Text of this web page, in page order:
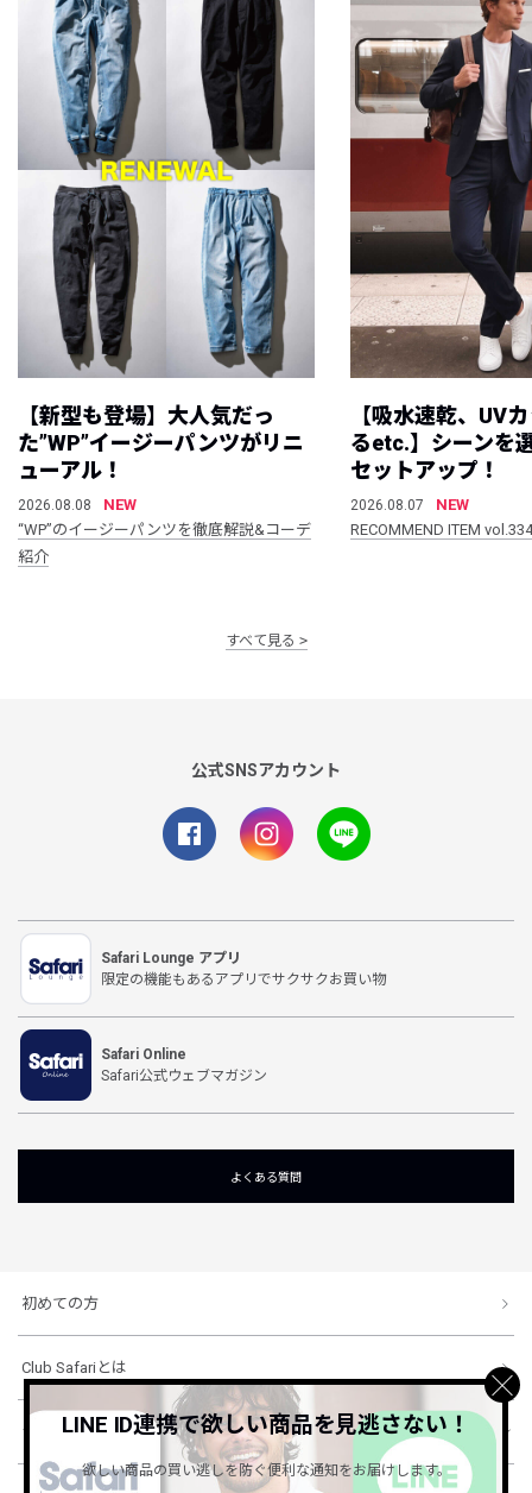
【新型も登場】大人気だっ
た”WP”イージーパンツがリニ
ューアル！
2026.08.08
NEW
“WP”のイージーパンツを徹底解説&コーデ
紹介
【吸水速乾、UV
るetc.】シーンを
セットアップ！
2026.08.07
NEW
RECOMMEND ITEM vol.334
すべて見る
公式SNSアカウント
Safari Lounge アプリ
限定の機能もあるアプリでサクサクお買い物
Safari Online
Safari公式ウェブマガジン
よくある質問
初めての方
Club Safariとは
ショッピングガイド
LINE ID連携で欲しい商品を見逃さない！
欲しい商品の買い逃しを防ぐ便利な通知をお届けします。